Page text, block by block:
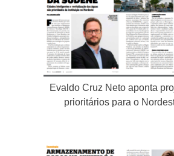
Evaldo Cruz Neto aponta
prioritários para o